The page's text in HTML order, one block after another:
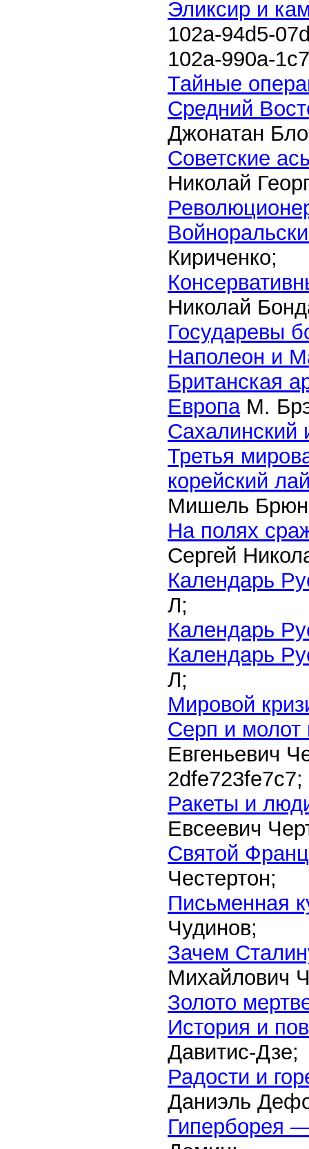
Эликсир и
102a-94d5-
102a-990a-
Тайные
Средний
Джонатан
Советские
Николай
Кириченко;
Николай
Государевы
Наполеон и
Британская
ЕвропаМ.
Сахалинский
Третья
корейский
Мишель
На полях
Сергей
Календарь
Л;
Календарь
Календарь
Л;
Мировой
Серп и молот
Евгеньевич
2dfe723fe7c7;
Ракеты и
Евсеевич
Святой
Честертон;
Письменная
Чудинов;
Зачем
Михайлович
Золото
История и
Давитис-Дзе;
Радости и
Даниэль
Гиперборея